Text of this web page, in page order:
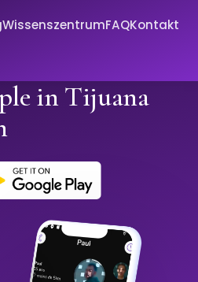
WissenszentrumFAQKontakt
in Tijuana